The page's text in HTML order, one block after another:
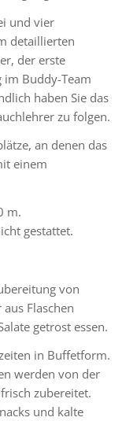
und vier
detaillierten
der erste
im Buddy-Team
haben Sie das
zu folgen.
an denen das
einem
m.
gestattet.
von
Flaschen
getrost essen.
in Buffetform.
werden von der
zubereitet.
und kalte